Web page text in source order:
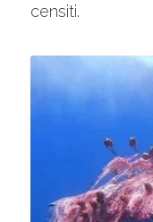
censiti.